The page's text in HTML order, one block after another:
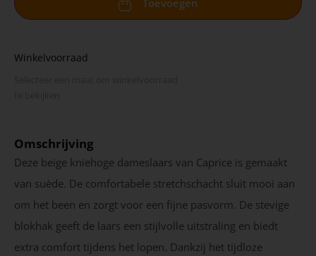
Winkelvoorraad
Omschrijving
Deze beige kniehoge dameslaars van Caprice is gemaakt
van suède. De comfortabele stretchschacht sluit mooi aan
om het been en zorgt voor een fijne pasvorm. De stevige
blokhak geeft de laars een stijlvolle uitstraling en biedt
extra comfort tijdens het lopen. Dankzij het tijdloze